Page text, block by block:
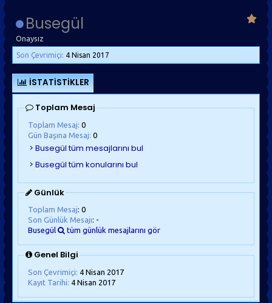
Busegül
Onaysız
Son Çevrimiçi: 4 Nisan 2017
İSTATISTIKLER
Toplam Mesaj
Toplam Mesaj: 0
Gün Başına Mesaj: 0
Günlük
Toplam Mesaj: 0
Son Günlük Mesajı : -
Busegül
tüm günlük mesajlarını gör
Genel Bilgi
Son Çevrimiçi: 4 Nisan 2017
Kayıt Tarihi: 4 Nisan 2017